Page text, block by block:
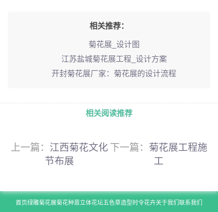
相关推荐：
菊花展_设计图
江苏盐城菊花展工程_设计方案
开封菊花展厂家：菊花展的设计流程
相关阅读推荐
上一篇： 江西菊花文化
节布展
下一篇： 菊花展工程施
工
首页绿雕菊花展菊花种苗立体花坛五色草造型时令花卉关于我们 联系我们